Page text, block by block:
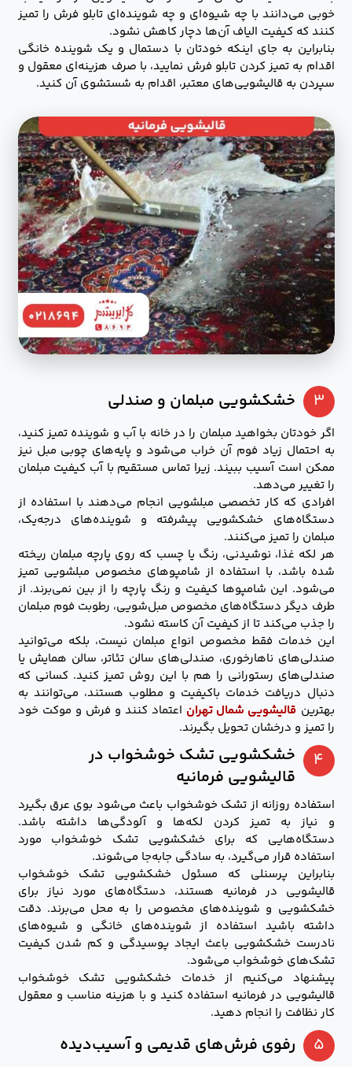
خوبی می‌دانند با چه شیوه‌ای و چه شوینده‌ای تابلو فرش را تمیز
کنند که کیفیت الیاف آن‌ها دچار کاهش نشود.
بنابراین به جای اینکه خودتان با دستمال و یک شوینده خانگی
اقدام به تمیز کردن تابلو فرش نمایید، با صرف هزینه‌ای معقول و
سپردن به قالیشویی‌های معتبر، اقدام به شستشوی آن کنید.
۳ خشکشویی مبلمان و صندلی
اگر خودتان بخواهید مبلمان را در خانه با آب و شوینده تمیز کنید،
به احتمال زیاد فوم آن خراب می‌شود و پایه‌های چوبی مبل نیز
ممکن است آسیب ببیند. زیرا تماس مستقیم با آب کیفیت مبلمان
را تغییر می‌دهد.
افرادی که کار تخصصی مبلشویی انجام می‌دهند با استفاده از
دستگاه‌های خشکشویی پیشرفته و شوینده‌های درجه‌یک،
مبلمان را تمیز می‌کنند.
هر لکه غذا، نوشیدنی، رنگ یا چسب که روی پارچه مبلمان ریخته
شده باشد، با استفاده از شامپوهای مخصوص مبلشویی تمیز
می‌شود. این شامپوها کیفیت و رنگ پارچه را از بین نمی‌برند. از
طرف دیگر دستگاه‌های مخصوص مبل‌شویی، رطوبت فوم مبلمان
را جذب می‌کند تا از کیفیت آن کاسته نشود.
این خدمات فقط مخصوص انواع مبلمان نیست، بلکه می‌توانید
صندلی‌های ناهارخوری، صندلی‌های سالن تئاتر، سالن همایش یا
صندلی‌های رستورانی را هم با این روش تمیز کنید. کسانی که
دنبال دریافت خدمات باکیفیت و مطلوب هستند، می‌توانند به
بهترین قالیشویی شمال تهران اعتماد کنند و فرش و موکت خود
را تمیز و درخشان تحویل بگیرند.
۴
خشکشویی تشک خوشخواب در
قالیشویی فرمانیه
استفاده روزانه از تشک خوشخواب باعث می‌شود بوی عرق بگیرد
و نیاز به تمیز کردن لکه‌ها و آلودگی‌ها داشته باشد.
دستگاه‌هایی که برای خشکشویی تشک خوشخواب مورد
استفاده قرار می‌گیرد، به سادگی جابه‌جا می‌شوند.
بنابراین پرسنلی که مسئول خشکشویی تشک خوشخواب
قالیشویی در فرمانیه هستند، دستگاه‌های مورد نیاز برای
خشکشویی و شوینده‌های مخصوص را به محل می‌برند. دقت
داشته باشید استفاده از شوینده‌های خانگی و شیوه‌های
نادرست خشکشویی باعث ایجاد پوسیدگی و کم شدن کیفیت
تشک‌های خوشخواب می‌شود.
پیشنهاد می‌کنیم از خدمات خشکشویی تشک خوشخواب
قالیشویی در فرمانیه استفاده کنید و با هزینه مناسب و معقول
کار نظافت را انجام دهید.
۵ رفوی فرش‌های قدیمی و آسیب‌دیده